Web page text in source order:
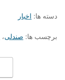
دسته ها: اخبار
برچسب ها: صندلی،